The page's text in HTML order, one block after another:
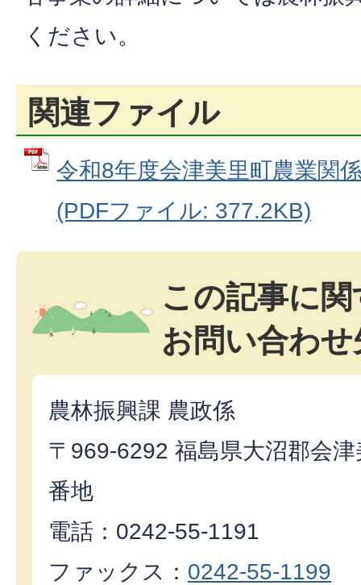
ください。
関連ファイル
令和8年度会津美里町農業関
(PDFファイル: 377.2KB)
この記事に
お問い合わせ
農林振興課 農政係
〒969-6292 福島県大沼郡会
番地
電話：0242-55‐1191
ファックス： 0242-55-1199